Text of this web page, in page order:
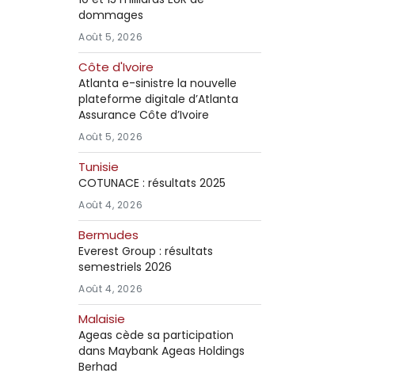
dommages
Août 5, 2026
Côte d'Ivoire
Atlanta e-sinistre la nouvelle
plateforme digitale d’Atlanta
Assurance Côte d’Ivoire
Août 5, 2026
Tunisie
COTUNACE : résultats 2025
Août 4, 2026
Bermudes
Everest Group : résultats
semestriels 2026
Août 4, 2026
Malaisie
Ageas cède sa participation
dans Maybank Ageas Holdings
Berhad